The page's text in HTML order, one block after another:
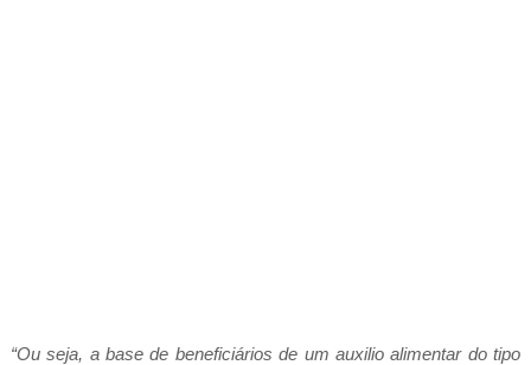
“Ou seja, a base de beneficiários de um auxilio alimentar do tipo